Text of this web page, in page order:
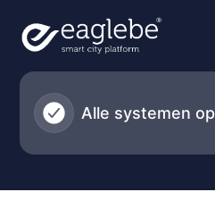
Eaglebe - Probleem met
Alle systemen